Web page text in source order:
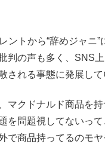
トから“辞めジャニ”
判の声も多く、SNS
される事態に発展して
マクドナルド商品を
を問題視してないっ
で商品持ってるのモ